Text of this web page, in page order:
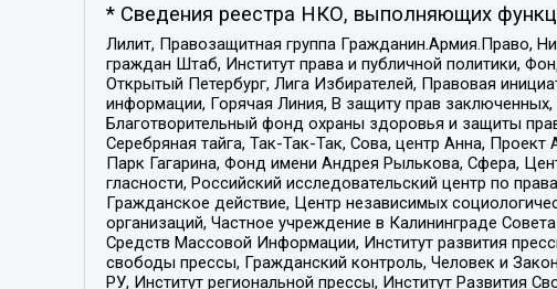
* Сведения реестра НКО, выполняющих
Лилит, Правозащитная группа Гражданин.Армия.Право,
граждан Штаб, Институт права и публичной политики,
Открытый Петербург, Лига Избирателей, Правовая
информации, Горячая Линия, В защиту прав
Благотворительный фонд охраны здоровья и защиты
Серебряная тайга, Так-Так-Так, Сова, центр Анна,
Парк Гагарина, Фонд имени Андрея Рылькова, Сфера,
гласности, Российский исследовательский центр по
Гражданское действие, Центр независимых
организаций, Частное учреждение в Калининграде
Средств Массовой Информации, Институт развития
свободы прессы, Гражданский контроль, Человек и
РУ, Институт региональной прессы, Институт Развития